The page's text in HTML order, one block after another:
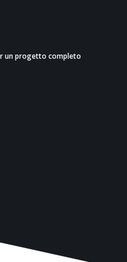
un progetto completo